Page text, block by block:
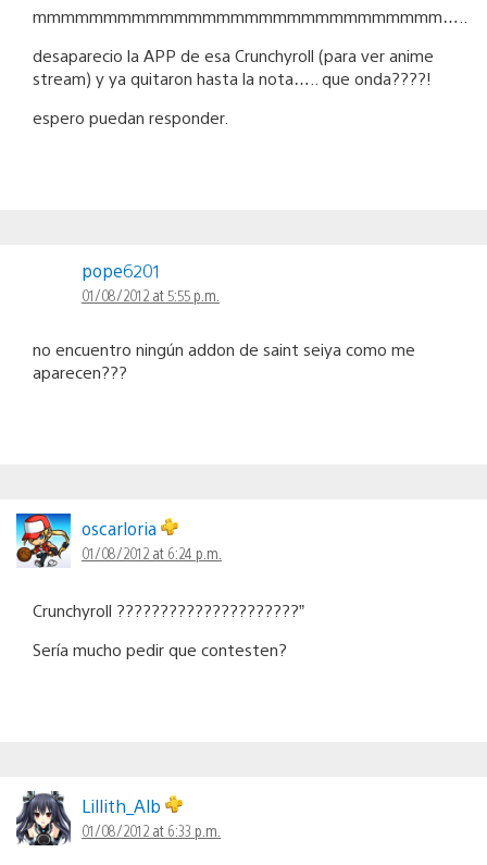
mmmmmmmmmmmmmmmmmmmmmmmmmmmmm…..
desaparecio la APP de esa Crunchyroll (para ver anime
stream) y ya quitaron hasta la nota….. que onda????!
espero puedan responder.
pope6201
01/08/2012 at 5:55 p.m.
no encuentro ningún addon de saint seiya como me
aparecen???
oscarloria
01/08/2012 at 6:24 p.m.
Crunchyroll ?????????????????????”
Sería mucho pedir que contesten?
Lillith_Alb
01/08/2012 at 6:33 p.m.